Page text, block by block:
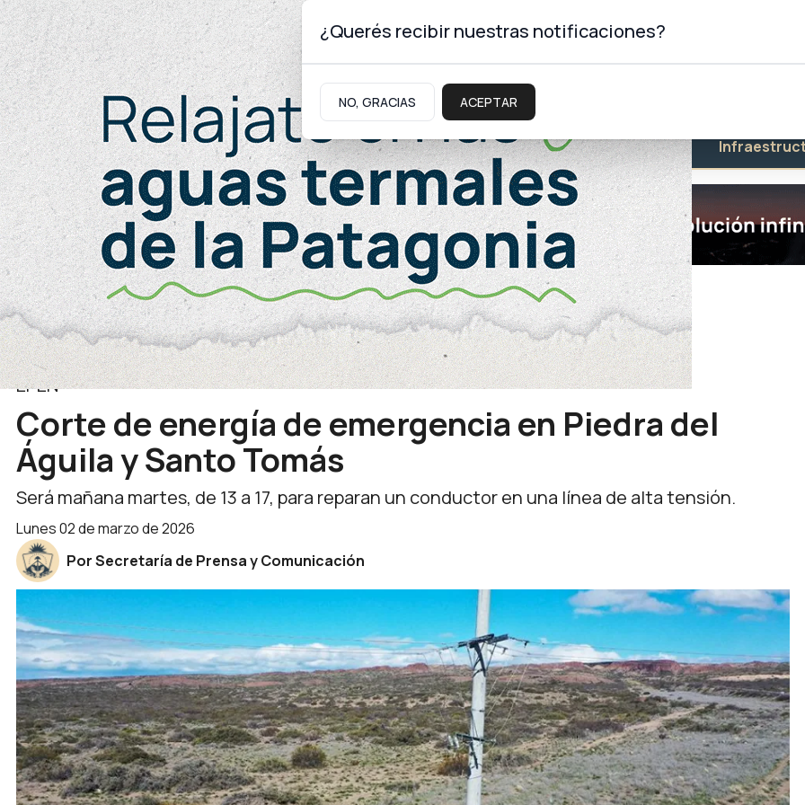
Jueves 6deAgostode 2026
Neuquinidad Gabinete Turismo Educación Salud
Energía
EPEN
Corte de energía de emergencia en Piedra del
Águila y Santo Tomás
Será mañana martes, de 13 a 17, para reparan un conductor en una línea de alta tensión.
lunes 02 de marzo de 2026
Por Secretaría de Prensa y Comunicación
¿Querés recibir nuestras notificaciones?
NO, GRACIAS ACEPTAR